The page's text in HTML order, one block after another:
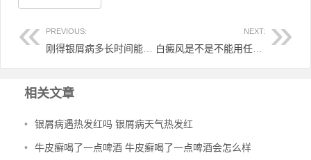
PREVIOUS: NEXT:
白癜风是不是不能用任何水乳
相关文章
• 银屑病遇热发红吗 银屑病天气热发红
• 牛皮癣喝了一点啤酒 牛皮癣喝了一点啤酒会怎么样